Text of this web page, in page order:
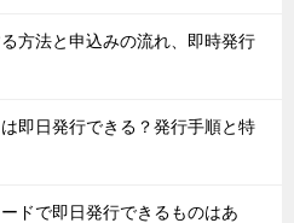
方法と申込みの流れ、即時発行
即日発行できる？発行手順と特
ドで即日発行できるものはあ